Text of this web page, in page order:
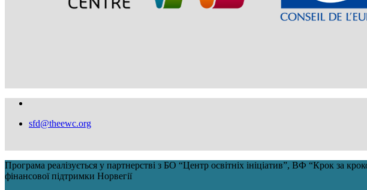
sfd@theewc.org
Програма реалізується у партнерстві з БО “Центр освітніх ініціатив”, ВФ “Крок
фінансової підтримки Норвегії